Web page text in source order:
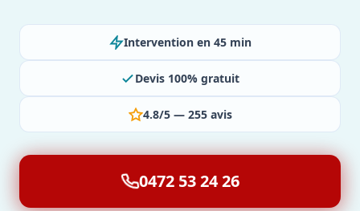
Intervention en 45 min
Devis 100% gratuit
4.8/5 — 255 avis
0472 53 24 26